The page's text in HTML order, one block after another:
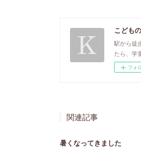
こども
駅から徒
たら、学
フォ
関連記事
暑くなってきました